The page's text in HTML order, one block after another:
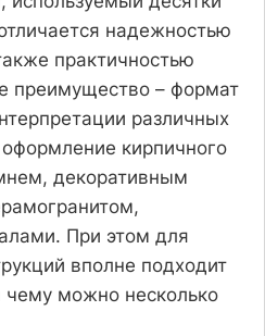
надежностью
практичностью
преимущество – формат
различных
кирпичного
декоративным
При этом для
вполне подходит
чему можно несколько